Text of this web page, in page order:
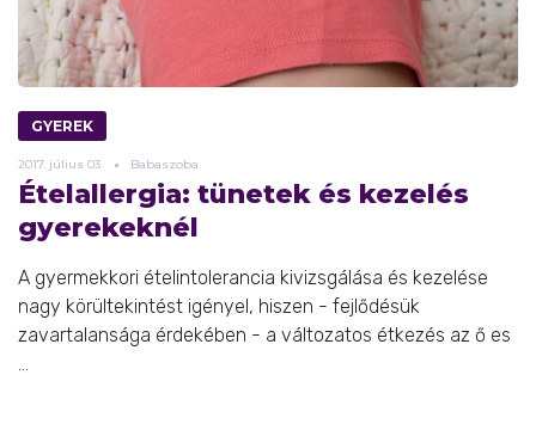
GYEREK
2017. július 03. Babaszoba
Ételallergia: tünetek és kezelés
gyerekeknél
A gyermekkori ételintolerancia kivizsgálása és kezelése
nagy körültekintést igényel, hiszen - fejlődésük
zavartalansága érdekében - a változatos étkezés az ő es